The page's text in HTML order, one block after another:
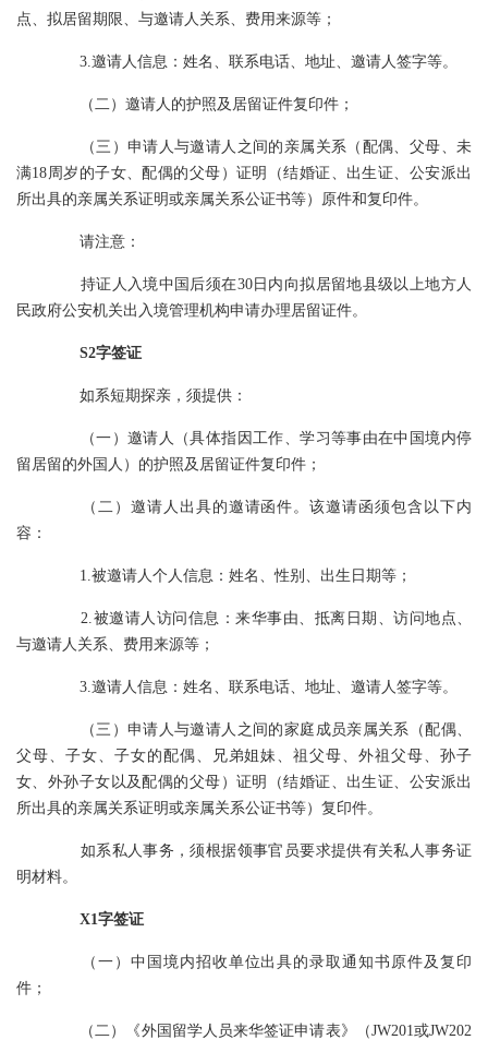
点、拟居留期限、与邀请人关系、费用来源等；
3.邀请人信息：姓名、联系电话、地址、邀请人签字等。
（二）邀请人的护照及居留证件复印件；
（三）申请人与邀请人之间的亲属关系（配偶、父母、未
满18周岁的子女、配偶的父母）证明（结婚证、出生证、公安派出
所出具的亲属关系证明或亲属关系公证书等）原件和复印件。
请注意：
持证人入境中国后须在30日内向拟居留地县级以上地方人
民政府公安机关出入境管理机构申请办理居留证件。
S2字签证
如系短期探亲，须提供：
（一）邀请人（具体指因工作、学习等事由在中国境内停
留居留的外国人）的护照及居留证件复印件；
（二）邀请人出具的邀请函件。该邀请函须包含以下内
容：
1.被邀请人个人信息：姓名、性别、出生日期等；
2.被邀请人访问信息：来华事由、抵离日期、访问地点、
与邀请人关系、费用来源等；
3.邀请人信息：姓名、联系电话、地址、邀请人签字等。
（三）申请人与邀请人之间的家庭成员亲属关系（配偶、
父母、子女、子女的配偶、兄弟姐妹、祖父母、外祖父母、孙子
女、外孙子女以及配偶的父母）证明（结婚证、出生证、公安派出
所出具的亲属关系证明或亲属关系公证书等）复印件。
如系私人事务，须根据领事官员要求提供有关私人事务证
明材料。
X1字签证
（一）中国境内招收单位出具的录取通知书原件及复印
件；
（二）《外国留学人员来华签证申请表》（JW201或JW202